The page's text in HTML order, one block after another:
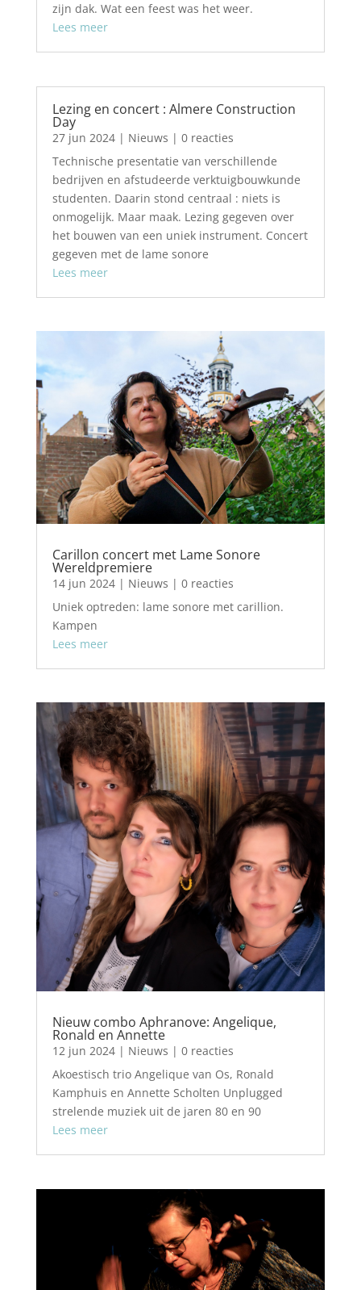
zijn dak. Wat een feest was het weer.
Lees meer
Lezing en concert : Almere Construction
Day
27 jun 2024| Nieuws | 0 reacties
Technische presentatie van verschillende
bedrijven en afstudeerde verktuigbouwkunde
studenten. Daarin stond centraal : niets is
onmogelijk. Maar maak. Lezing gegeven over
het bouwen van een uniek instrument. Concert
gegeven met de lame sonore
Lees meer
Carillon concert met Lame Sonore
Wereldpremiere
14 jun 2024| Nieuws | 0 reacties
Uniek optreden: lame sonore met carillion.
Kampen
Lees meer
Nieuw combo Aphranove: Angelique,
Ronald en Annette
12 jun 2024| Nieuws | 0 reacties
Akoestisch trio Angelique van Os, Ronald
Kamphuis en Annette Scholten Unplugged
strelende muziek uit de jaren 80 en 90
Lees meer